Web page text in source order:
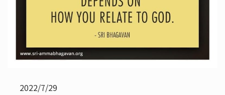
2022/7/29